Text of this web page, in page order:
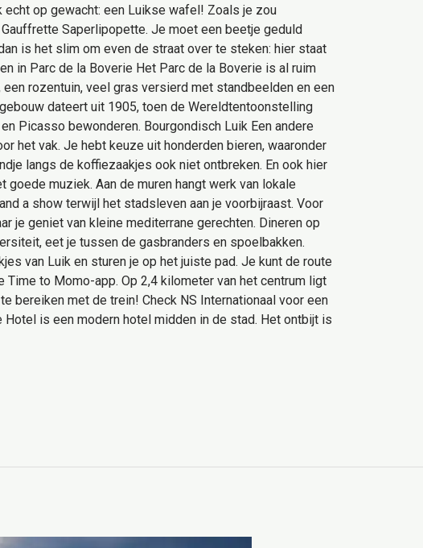
op gewacht: een Luikse wafel! Zoals je zou
Saperlipopette. Je moet een beetje geduld
is het slim om even de straat over te steken: hier staat
in Parc de la Boverie Het Parc de la Boverie is al ruim
rozentuin, veel gras versierd met standbeelden en een
dateert uit 1905, toen de Wereldtentoonstelling
Picasso bewonderen. Bourgondisch Luik Een andere
het vak. Je hebt keuze uit honderden bieren, waaronder
langs de koffiezaakjes ook niet ontbreken. En ook hier
goede muziek. Aan de muren hangt werk van lokale
a show terwijl het stadsleven aan je voorbijraast. Voor
je geniet van kleine mediterrane gerechten. Dineren op
eet je tussen de gasbranders en spoelbakken.
van Luik en sturen je op het juiste pad. Je kunt de route
to Momo-app. Op 2,4 kilometer van het centrum ligt
bereiken met de trein! Check NS Internationaal voor een
Hotel is een modern hotel midden in de stad. Het ontbijt is